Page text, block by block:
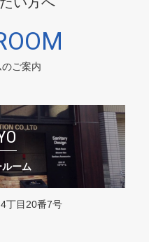
ご案内
ーム
丁目20番7号